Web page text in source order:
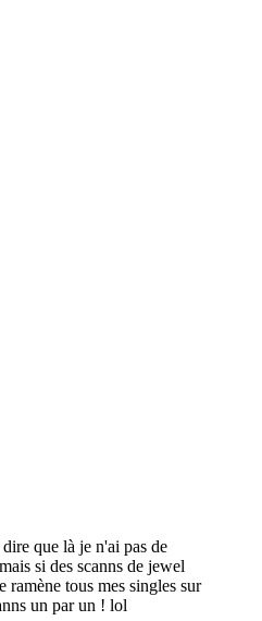
dire que là je n'ai pas de
si des scanns de jewel
ramène tous mes singles sur
un par un ! lol